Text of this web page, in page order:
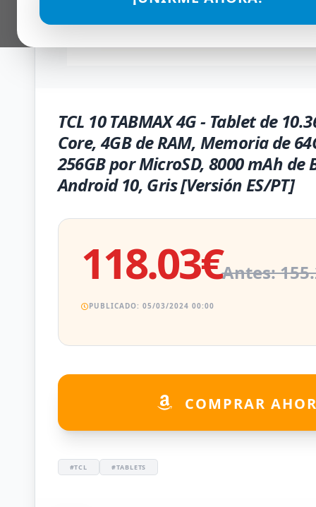
TCL 10 TABMAX 4G - Tablet de
Core, 4GB de RAM, Memoria de
256GB por MicroSD, 8000 mAh de
Android 10, Gris [Versión ES/PT]
118.03€Antes:
PUBLICADO: 05/03/2024 00:00
COMPRAR
#TCL #TABLETS